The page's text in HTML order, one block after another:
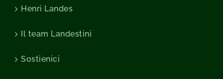
Henri Landes
Il team Landestini
Sostienici